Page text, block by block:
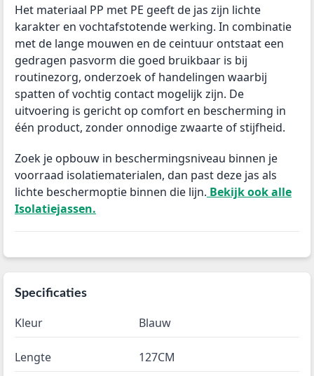
Het materiaal PP met PE geeft de jas zijn lichte
karakter en vochtafstotende werking. In combinatie
met de lange mouwen en de ceintuur ontstaat een
gedragen pasvorm die goed bruikbaar is bij
routinezorg, onderzoek of handelingen waarbij
spatten of vochtig contact mogelijk zijn. De
uitvoering is gericht op comfort en bescherming in
één product, zonder onnodige zwaarte of stijfheid.
Zoek je opbouw in beschermingsniveau binnen je
voorraad isolatiematerialen, dan past deze jas als
lichte beschermoptie binnen die lijn. Bekijk ook alle
Isolatiejassen.
Specificaties
Kleur Blauw
Lengte 127CM